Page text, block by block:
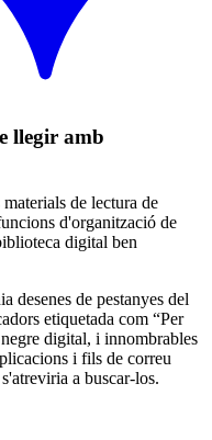
llegir amb
de lectura de
d'organització de
digital ben
desenes de pestanyes del
etiquetada com “Per
digital, i innombrables
i fils de correu
a buscar-los.